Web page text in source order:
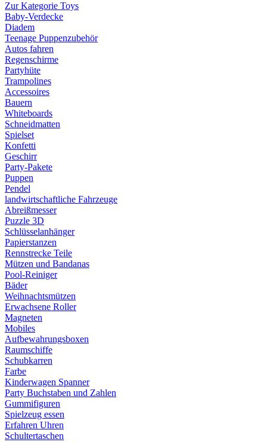
Zur Kategorie Toys
Baby-Verdecke
Diadem
Teenage Puppenzubehör
Autos fahren
Regenschirme
Partyhüte
Trampolines
Accessoires
Bauern
Whiteboards
Schneidmatten
Spielset
Konfetti
Geschirr
Party-Pakete
Puppen
Pendel
landwirtschaftliche Fahrzeuge
Abreißmesser
Puzzle 3D
Schlüsselanhänger
Papierstanzen
Rennstrecke Teile
Mützen und Bandanas
Pool-Reiniger
Bäder
Weihnachtsmützen
Erwachsene Roller
Magneten
Mobiles
Aufbewahrungsboxen
Raumschiffe
Schubkarren
Farbe
Kinderwagen Spanner
Party Buchstaben und Zahlen
Gummifiguren
Spielzeug essen
Erfahren Uhren
Schultertaschen